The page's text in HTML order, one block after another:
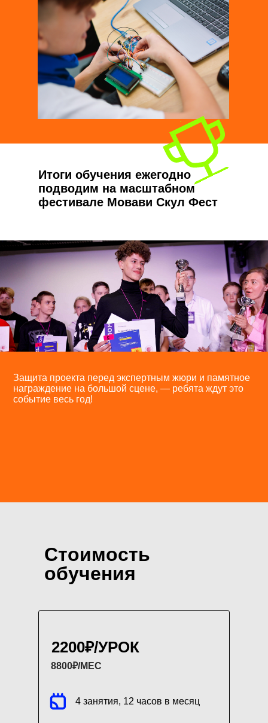
Итоги обучения ежегодно
подводим на масштабном
фестивале Мовави Скул Фест
Защита проекта перед экспертным жюри и памятное
награждение на большой сцене, — ребята ждут это
событие весь год!
Стоимость
обучения
8800₽/МЕС
2200₽/УРОК
4 занятия, 12 часов в месяц